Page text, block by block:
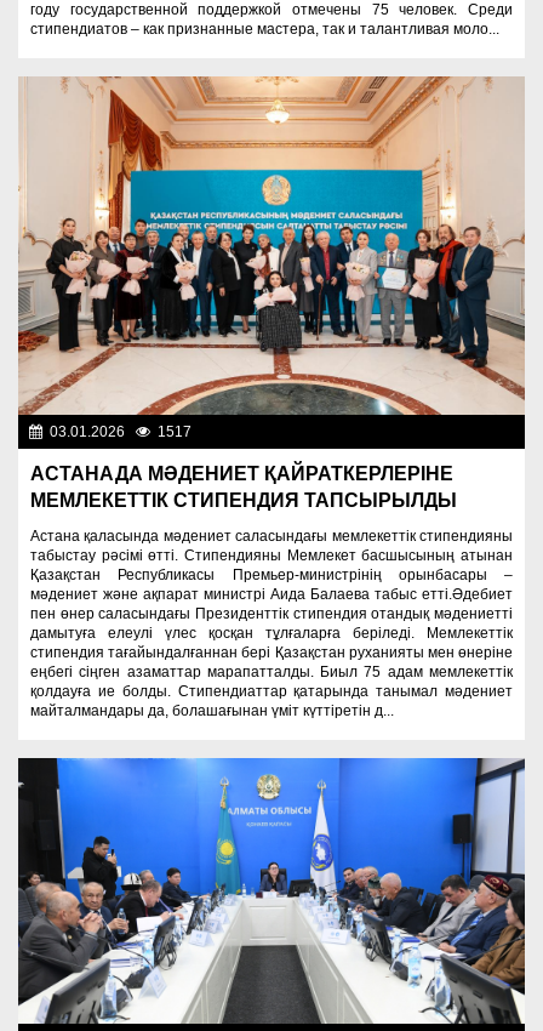
году государственной поддержкой отмечены 75 человек. Среди
стипендиатов – как признанные мастера, так и талантливая моло...
03.01.2026 1517
АСТАНАДА МӘДЕНИЕТ ҚАЙРАТКЕРЛЕРІНЕ
МЕМЛЕКЕТТІК СТИПЕНДИЯ ТАПСЫРЫЛДЫ
Астана қаласында мәдениет саласындағы мемлекеттік стипендияны
табыстау рәсімі өтті. Стипендияны Мемлекет басшысының атынан
Қазақстан Республикасы Премьер-министрінің орынбасары –
мәдениет және ақпарат министрі Аида Балаева табыс етті.Әдебиет
пен өнер саласындағы Президенттік стипендия отандық мәдениетті
дамытуға елеулі үлес қосқан тұлғаларға беріледі. Мемлекеттік
стипендия тағайындалғаннан бері Қазақстан руханияты мен өнеріне
еңбегі сіңген азаматтар марапатталды. Биыл 75 адам мемлекеттік
қолдауға ие болды. Стипендиаттар қатарында танымал мәдениет
майталмандары да, болашағынан үміт күттіретін д...